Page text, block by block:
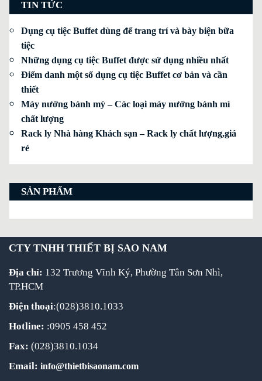
TIN TỨC
Dụng cụ tiệc Buffet dùng để trang trí và bày biện bữa
tiệc
Những dụng cụ tiệc Buffet được sử dụng nhiều nhất
Điểm danh một số dụng cụ tiệc Buffet cơ bản và cần
thiết
Máy nướng bánh mỳ – Các loại máy nướng bánh mì
chất lượng
Rack ly Nhà hàng Khách sạn – Rack ly chất lượng,giá
rẻ
SẢN PHẨM
CTY TNHH THIẾT BỊ SAO NAM
Địa chỉ: 132 Trương Vĩnh Ký, Phường Tân Sơn Nhì,
TP.HCM
Điện thoại:(028)3810.1033
Hotline: :0905 458 452
Fax: (028)3810.1034
Email: info@thietbisaonam.com